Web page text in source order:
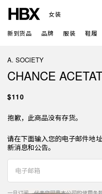
女装
新到货品 品牌 服装 鞋履
A. SOCIETY
CHANCE
$110
抱歉，此商品没有存货。
请在下面输入您的电子邮件地
新消息和公告。